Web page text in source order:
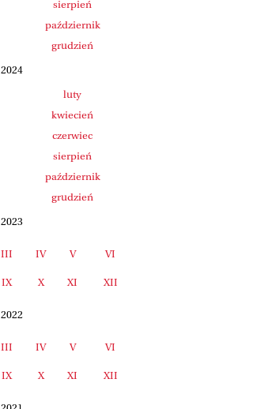
sierpień
październik
grudzień
2024
luty
kwiecień
czerwiec
sierpień
październik
grudzień
2023
III IV V VI
IX X XI XII
2022
III IV V VI
IX X XI XII